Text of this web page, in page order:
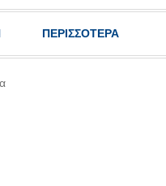
ΠΕΡΙΣΣΟΤΕΡΑ